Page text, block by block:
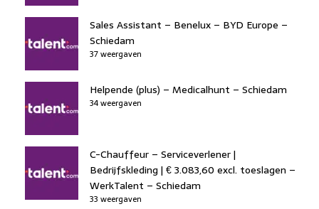
Sales Assistant – Benelux – BYD Europe –
Schiedam
37 weergaven
Helpende (plus) – Medicalhunt – Schiedam
34 weergaven
C-Chauffeur – Serviceverlener |
Bedrijfskleding | € 3.083,60 excl. toeslagen –
WerkTalent – Schiedam
33 weergaven